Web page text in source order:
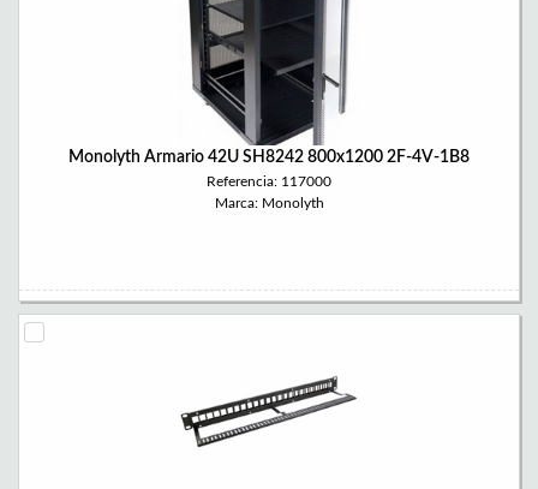
Monolyth Armario 42U SH8242 800x1200 2F-4V-1B8
Referencia: 117000
Marca: Monolyth